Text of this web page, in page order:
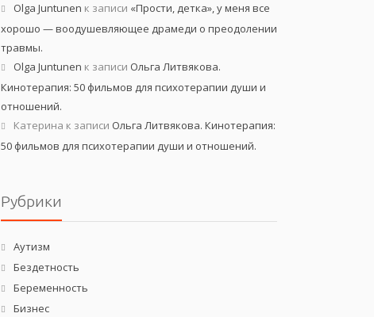
Olga Juntunen к записи «Прости, детка», у меня все
хорошо — воодушевляющее драмеди о преодолении
травмы.
Olga Juntunen к записи Ольга Литвякова.
Кинотерапия: 50 фильмов для психотерапии души и
отношений.
Катерина к записи Ольга Литвякова. Кинотерапия:
50 фильмов для психотерапии души и отношений.
Рубрики
Аутизм
Бездетность
Беременность
Бизнес